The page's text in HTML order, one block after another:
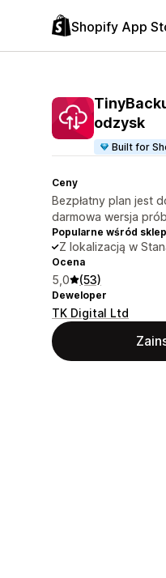
Shopify App
odzysk
Built for
Ceny
Bezpłatny plan jest
darmowa wersja
Popularne wśród
Z lokalizacją w
Ocena
5,0 (53)
Deweloper
TK Digital Ltd